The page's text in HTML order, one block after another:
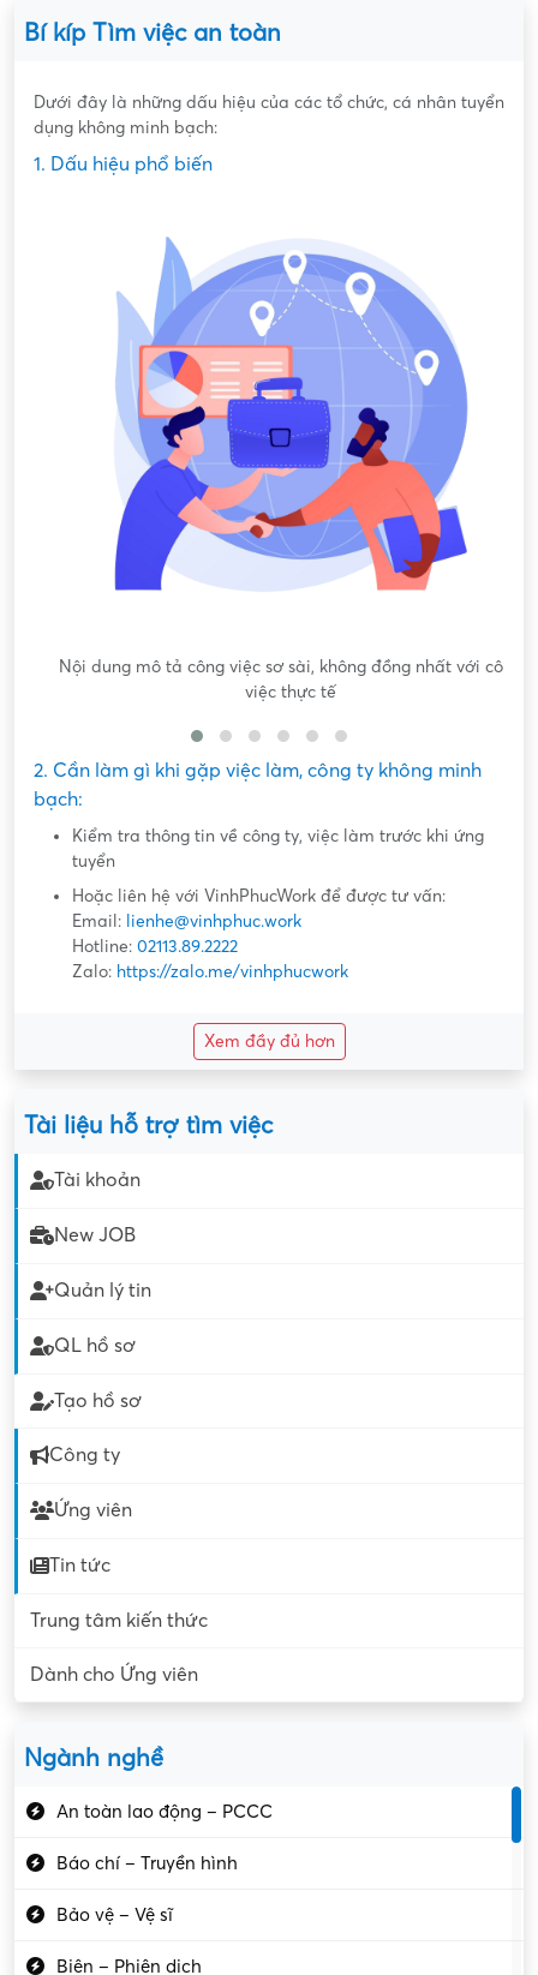
Bí kíp Tìm việc an toàn
Dưới đây là những dấu hiệu của các tổ chức, cá nhân tuyển
dụng không minh bạch:
1. Dấu hiệu phổ biến
Nội dung mô tả công việc sơ sài, không đồng nhất với công
việc thực tế
2. Cần làm gì khi gặp việc làm, công ty không minh
bạch:
Kiểm tra thông tin về công ty, việc làm trước khi ứng
tuyển
Hoặc liên hệ với VinhPhucWork để được tư vấn:
Email: lienhe@vinhphuc.work
Hotline: 02113.89.2222
Zalo: https://zalo.me/vinhphucwork
Xem đầy đủ hơn
Tài liệu hỗ trợ tìm việc
Tài khoản
New JOB
Quản lý tin
QL hồ sơ
Tạo hồ sơ
Công ty
Ứng viên
Tin tức
Trung tâm kiến thức
Dành cho Ứng viên
Ngành nghề
An toàn lao động – PCCC
Báo chí – Truyền hình
Bảo vệ – Vệ sĩ
Biên – Phiên dịch